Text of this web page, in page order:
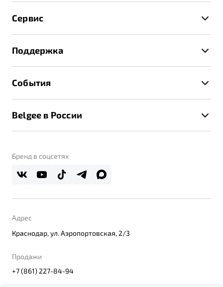
Записаться на тест-драйв
Получить предложение
Трейд-ин
Страхование
Расчет КАСКО
Сервис
Руководство по эксплуатации
Техническое обслуживание
Калькулятор ТО
Поддержка
Помощь на дорогах
Belgee Линк
События
Контакты
Belgee в России
О дилерском центре
Правовая информация
Бренд в соцсетях
Адрес
Краснодар, ул. Аэропортовская, 2/3
Продажи
+7 (861) 227-84-94